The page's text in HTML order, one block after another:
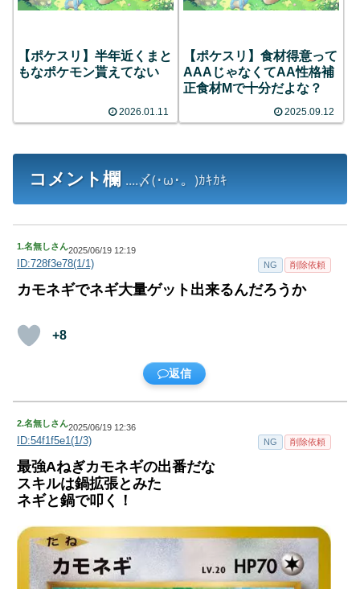
【ポケスリ】半年近くまと
もなポケモン貰えてない
2026.01.11
【ポケスリ】食材得意って
AAAじゃなくてAA性格補
正食材Mで十分だよな？
2025.09.12
コメント欄 ....〆(･ω･。)ｶｷｶｷ
1.名無しさん2025/06/19 12:19
ID:728f3e78(1/1) NG 削除依頼
カモネギでネギ大量ゲット出来るんだろうか
+8
返信
2.名無しさん2025/06/19 12:36
ID:54f1f5e1(1/3) NG 削除依頼
最強Aねぎカモネギの出番だな
スキルは鍋拡張とみた
ネギと鍋で叩く！